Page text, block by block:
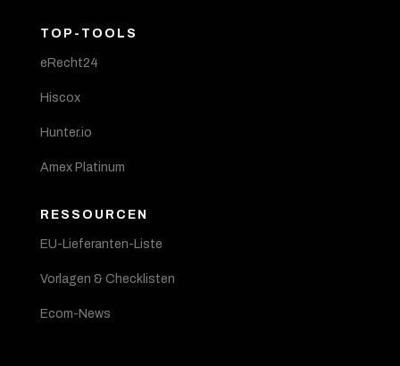
TOP-TOOLS
eRecht24
Hiscox
Hunter.io
Amex Platinum
RESSOURCEN
EU-Lieferanten-Liste
Vorlagen & Checklisten
Ecom-News